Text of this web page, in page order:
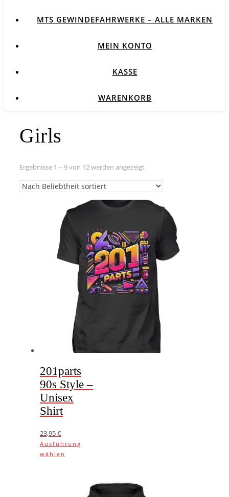
MTS GEWINDEFAHRWERKE – ALLE MARKEN
MEIN KONTO
KASSE
WARENKORB
Girls
Ergebnisse 1 – 9 von 12 werden angezeigt
201parts
90s Style –
Unisex
Shirt
23,95€
Ausführung
wählen
mehrere
Varianten